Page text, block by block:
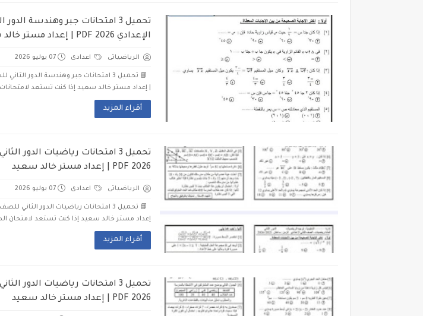
تحميل 3 امتحانات جبر وهندسة
الإعدادي 2026 PDF | إعداد مستر خالد سعيد
الرياضياتى اعدادى 07 يوليو 2026
| إعداد مستر خالد سعيد إذا كنت تستعد لامتحانات
أقراء المزيد
تحميل 3 امتحانات رياضيات الدور
2026 PDF | إعداد مستر خالد سعيد
الرياضياتى اعدادى 07 يوليو 2026
إعداد مستر خالد سعيد إذا كنت تستعد لامتحان
أقراء المزيد
تحميل 3 امتحانات رياضيات الدور
2026 PDF | إعداد مستر خالد سعيد